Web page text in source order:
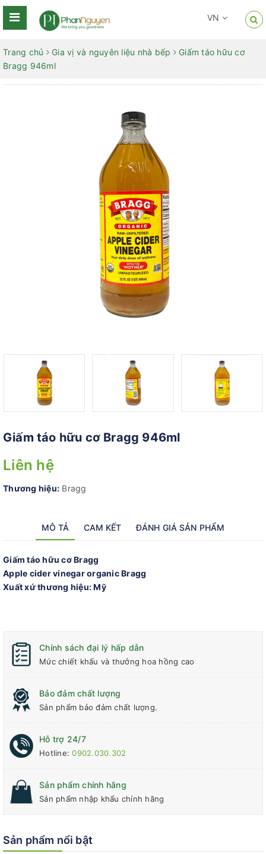
VN
Trang chủ Gia vị và nguyên liệu nhà bếp
Giấm táo hữu cơ
Bragg 946ml
Giấm táo hữu cơ Bragg 946ml
Liên hệ
Thương hiệu: Bragg
MÔ TẢ CAM KẾT ĐÁNH GIÁ SẢN PHẨM
Giấm táo hữu cơ Bragg
Apple cider vinegar organic Bragg
Xuất xứ thương hiệu: Mỹ
Chính sách đại lý hấp dẫn
Mức chiết khấu và thưởng hoa hồng cao
Bảo đảm chất lượng
Sản phẩm bảo đảm chất lượng.
Hỗ trợ 24/7
Hotline:0902.030.302
Sản phẩm chính hãng
Sản phẩm nhập khẩu chính hãng
Sản phẩm nổi bật